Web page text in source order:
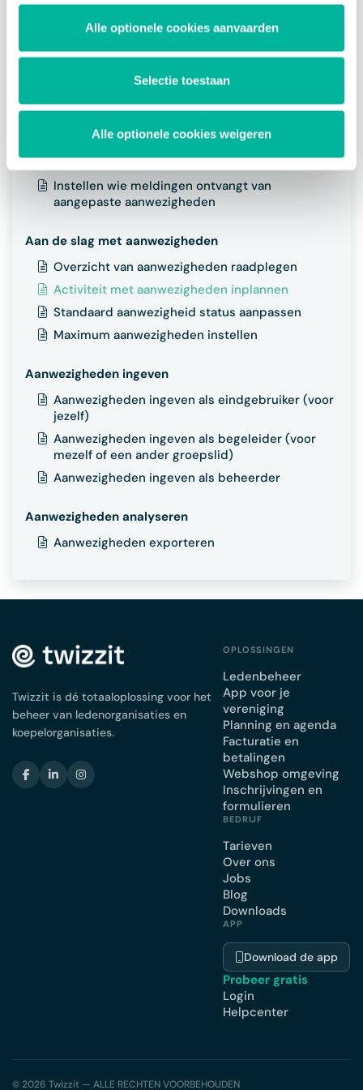
Alle optionele cookies aanvaarden
Selectie toestaan
Alle optionele cookies weigeren
Waarom werken met aanwezigheden
Instellingen vooraf
Instellen van wie aanwezigheden worden
Aanwezigheidstypes bepalen
Toegangen aanwezigheden bepalen
Instellen wie meldingen ontvangt van
aangepaste aanwezigheden
Aan de slag met aanwezigheden
Overzicht van aanwezigheden raadplegen
Activiteit met aanwezigheden inplannen
Standaard aanwezigheid status aanpassen
Maximum aanwezigheden instellen
Aanwezigheden ingeven
Aanwezigheden ingeven als eindgebruiker (voor
jezelf)
Aanwezigheden ingeven als begeleider (voor
mezelf of een ander groepslid)
Aanwezigheden ingeven als beheerder
Aanwezigheden analyseren
Aanwezigheden exporteren
Twizzit is dé totaaloplossing voor het
beheer van ledenorganisaties en
koepelorganisaties.
OPLOSSINGEN
Ledenbeheer
App voor je
vereniging
Planning en agenda
Facturatie en
betalingen
Webshop omgeving
Inschrijvingen en
formulieren
BEDRIJF
Tarieven
Over ons
Jobs
Blog
Downloads
APP
Download de app
Probeer gratis
Login
Helpcenter
© 2026 Twizzit — ALLE RECHTEN VOORBEHOUDEN